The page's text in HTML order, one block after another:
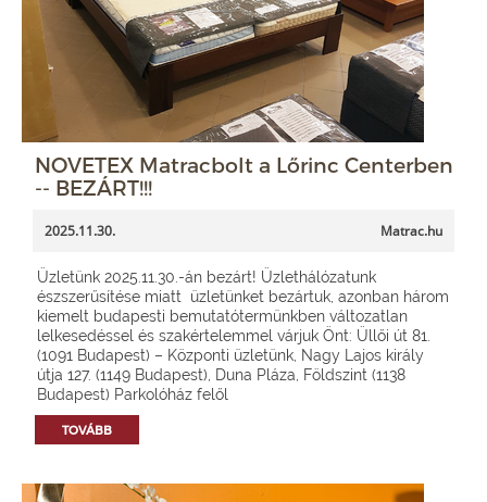
NOVETEX Matracbolt a Lőrinc Centerben
-- BEZÁRT!!!
2025.11.30. Matrac.hu
Üzletünk 2025.11.30.-án bezárt! Üzlethálózatunk
észszerűsítése miatt üzletünket bezártuk, azonban három
kiemelt budapesti bemutatótermünkben változatlan
lelkesedéssel és szakértelemmel várjuk Önt: Üllői út 81.
(1091 Budapest) – Központi üzletünk, Nagy Lajos király
útja 127. (1149 Budapest), Duna Pláza, Földszint (1138
Budapest) Parkolóház felől
TOVÁBB